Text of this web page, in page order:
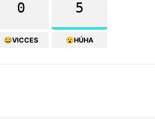
0
😂VICCES
5
😮HÚHA